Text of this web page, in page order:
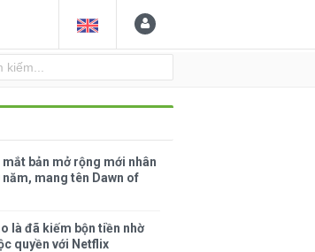
mắt bản mở rộng mới nhân
mang tên Dawn of
là đã kiếm bộn tiền nhờ
quyền với Netflix